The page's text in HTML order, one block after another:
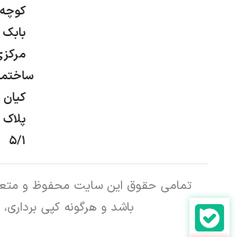
کوچه
بابک
کیان
پلاک
۵/۱
تمامی حقوق این سایت محفوظ و
باشد و هرگونه کپی برداری،